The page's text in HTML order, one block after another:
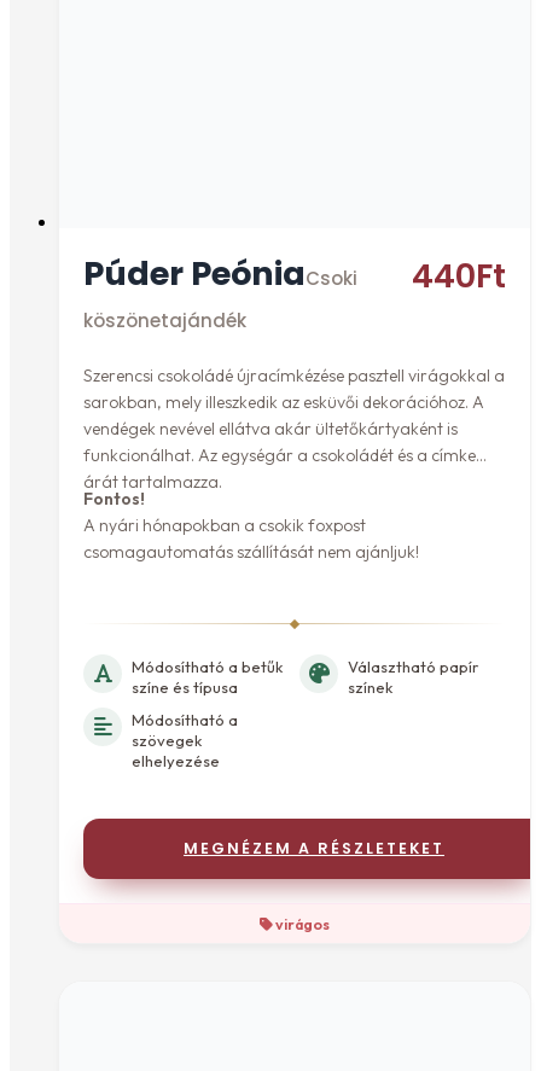
Púder PeóniaCsoki
köszönetajándék
440Ft
Szerencsi csokoládé újracímkézése pasztell virágokkal a
sarokban, mely illeszkedik az esküvői dekorációhoz. A
vendégek nevével ellátva akár ültetőkártyaként is
funkcionálhat. Az egységár a csokoládét és a címke
árát tartalmazza.
Fontos!
A nyári hónapokban a csokik foxpost
csomagautomatás szállítását nem ajánljuk!
Módosítható a betűk
színe és típusa
Választható papír
színek
Módosítható a
szövegek
elhelyezése
MEGNÉZEM A RÉSZLETEKET
virágos